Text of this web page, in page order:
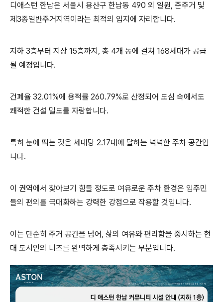
디애스턴 한남은 서울시 용산구 한남동 490 외 일원, 준주거 및
제3종일반주거지역이라는 최적의 입지에 자리합니다.
지하 3층부터 지상 15층까지, 총 4개 동에 걸쳐 168세대가 공급
될 예정입니다.
건폐율 32.01%에 용적률 260.79%로 산정되어 도심 속에서도
쾌적한 건설 밀도를 자랑합니다.
특히 눈에 띄는 것은 세대당 2.17대에 달하는 넉넉한 주차 공간입
니다.
이 권역에서 찾아보기 힘들 정도로 여유로운 주차 환경은 입주민
들의 편의를 극대화하는 강력한 강점으로 작용할 것입니다.
이는 단순히 주거 공간을 넘어, 삶의 여유와 편리함을 중시하는 현
대 도시인의 니즈를 완벽하게 충족시키는 부분입니다.